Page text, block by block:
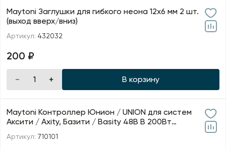
Maytoni Заглушки для гибкого неона 12х6 мм 2 шт.
(выход вверх/вниз)
Артикул: 432032
200 ₽
В корзину
Maytoni Контроллер Юнион / UNION для систем
Аксити / Axity, Базити / Basity 48В В 200Вт
Артикул: 710101